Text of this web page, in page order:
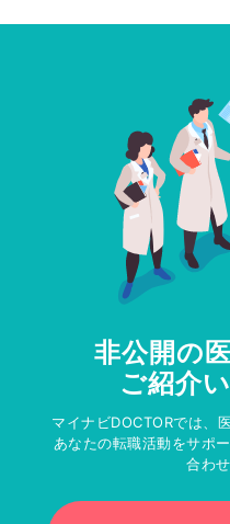
非公開の
ご紹介
マイナビDOCTORでは、
あなたの転職活動をサポ
合わ